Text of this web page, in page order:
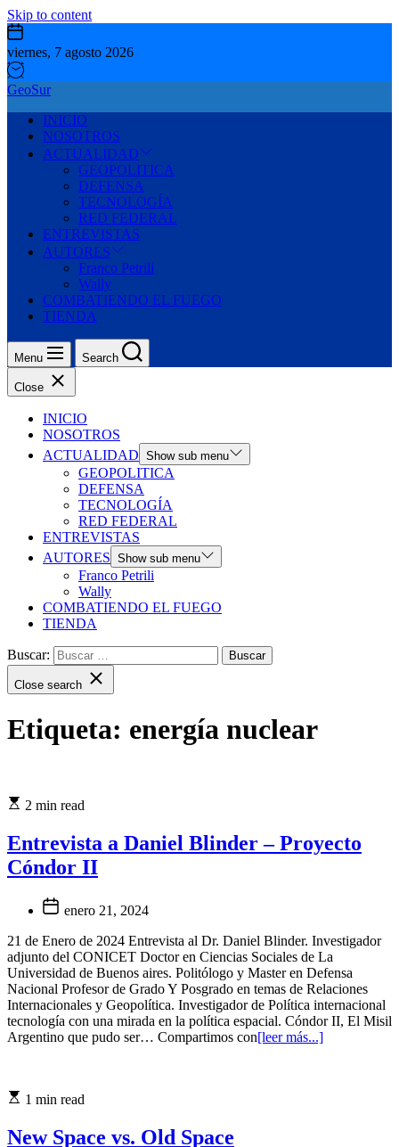
Skip to content
viernes, 7 agosto 2026
GeoSur
INICIO
NOSOTROS
ACTUALIDAD
GEOPOLITICA
DEFENSA
TECNOLOGÍA
RED FEDERAL
ENTREVISTAS
AUTORES
Franco Petrili
Wally
COMBATIENDO EL FUEGO
TIENDA
Menu Search
Close
INICIO
NOSOTROS
ACTUALIDAD Show sub menu
GEOPOLITICA
DEFENSA
TECNOLOGÍA
RED FEDERAL
ENTREVISTAS
AUTORES Show sub menu
Franco Petrili
Wally
COMBATIENDO EL FUEGO
TIENDA
Buscar:
Close search
Etiqueta: energía nuclear
2 min read
Entrevista a Daniel Blinder – Proyecto
Cóndor II
enero 21, 2024
21 de Enero de 2024 Entrevista al Dr. Daniel Blinder. Investigador
adjunto del CONICET Doctor en Ciencias Sociales de La
Universidad de Buenos aires. Politólogo y Master en Defensa
Nacional Profesor de Grado Y Posgrado en temas de Relaciones
Internacionales y Geopolítica. Investigador de Política internacional
tecnología con una mirada en la política espacial. Cóndor II, El Misil
Argentino que pudo ser… Compartimos con[leer más...]
1 min read
New Space vs. Old Space